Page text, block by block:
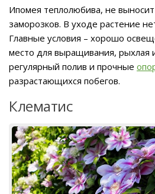
Ипомея теплолюбива, не
заморозков. В уходе растение
Главные условия – хорошо
место для выращивания, рыхлая
регулярный полив и прочные
разрастающихся побегов.
Клематис